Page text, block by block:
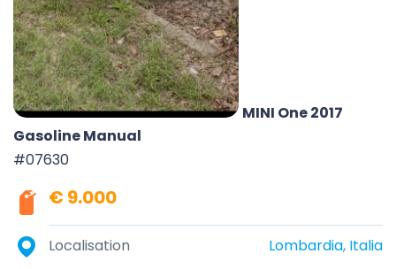
MINI One 2017
Gasoline Manual
#07630
€ 9.000
Localisation Lombardia, Italia